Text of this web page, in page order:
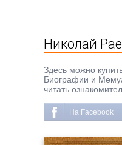
Николай
Здесь можно
Биографии и
читать
На Facebook